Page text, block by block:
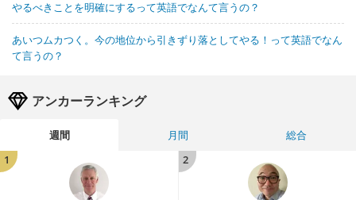
やるべきことを明確にするって英語でなんて言うの？
あいつムカつく。今の地位から引きずり落としてやる！って英語でなん
て言うの？
アンカーランキング
週間 月間
総合
1
2